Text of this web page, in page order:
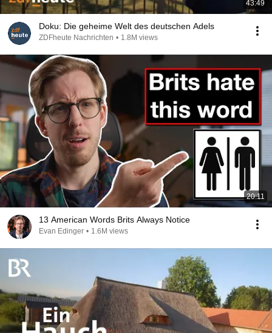
43:49
Doku: Die geheime Welt des deutschen Adels
ZDFheute Nachrichten • 1.8M views
20:11
13 American Words Brits Always Notice
Evan Edinger • 1.6M views